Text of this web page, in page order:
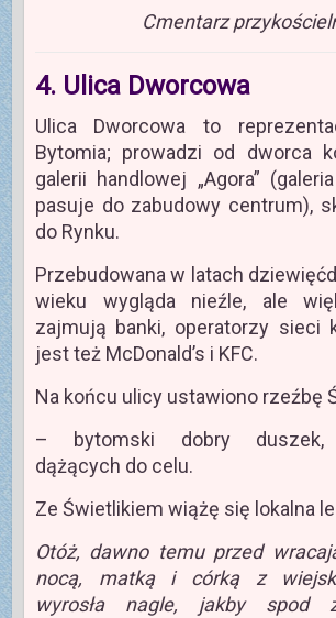
Cmentarz
4. Ulica Dworcowa
Ulica Dworcowa to
Bytomia; prowadzi od dworca
galerii handlowej „Agora”
pasuje do zabudowy centrum),
do Rynku.
Przebudowana w latach
wieku wygląda nieźle, ale
zajmują banki, operatorzy sieci
jest też McDonald’s i KFC.
Na końcu ulicy ustawiono rzeźbę
– bytomski dobry duszek,
dążących do celu.
Ze Świetlikiem wiążę się lokalna
Otóż, dawno temu przed
nocą, matką i córką z
wyrosła nagle, jakby spod